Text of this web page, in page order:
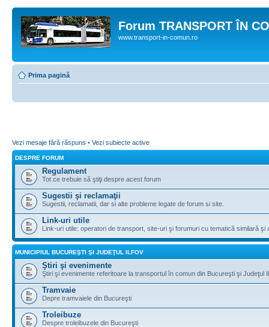
Forum TRANSPORT ÎN
www.transport-in-comun.ro
Prima pagină
Vezi mesaje fără răspuns • Vezi subiecte active
DESPRE FORUM
Regulament
Tot ce trebuie să ştiţi despre acest forum
Sugestii şi reclamaţii
Sugestii, reclamatii, dar si alte probleme legate de forum si site.
Link-uri utile
Link-uri utile: operatori de transport, site-uri şi forumuri cu tematică similară şi
MUNICIPIUL BUCUREŞTI ŞI JUDEŢUL ILFOV
Ştiri şi evenimente
Ştiri şi evenimente referitoare la transportul în comun din Bucureşti şi Judeţul
Tramvaie
Depre tramvaiele din Bucureşti
Troleibuze
Despre troleibuzele din Bucureşti